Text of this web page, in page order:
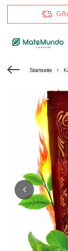
Startseite